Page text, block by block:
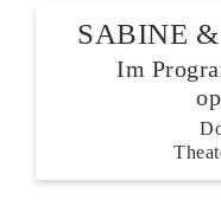
SABINE
Im